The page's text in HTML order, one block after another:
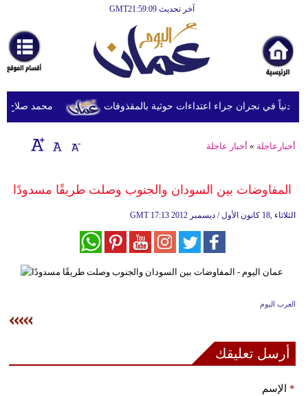
آخر تحديث GMT21:59:09
أخبارعاجلة
رياضة
ثقافة
إقتصاد
وموسيقى
وتغذية
وسفر
محمد صلاح يصل
أخبارعاجلة » أخبار عاجلة
المفاوضات بين السودان والجنوب وصلت طريقًا مسدودًا
GMT 17:13 2012 الثلاثاء ,18 كانون الأول / ديسمبر
العرب اليوم
أرسل تعليقك
الإسم *